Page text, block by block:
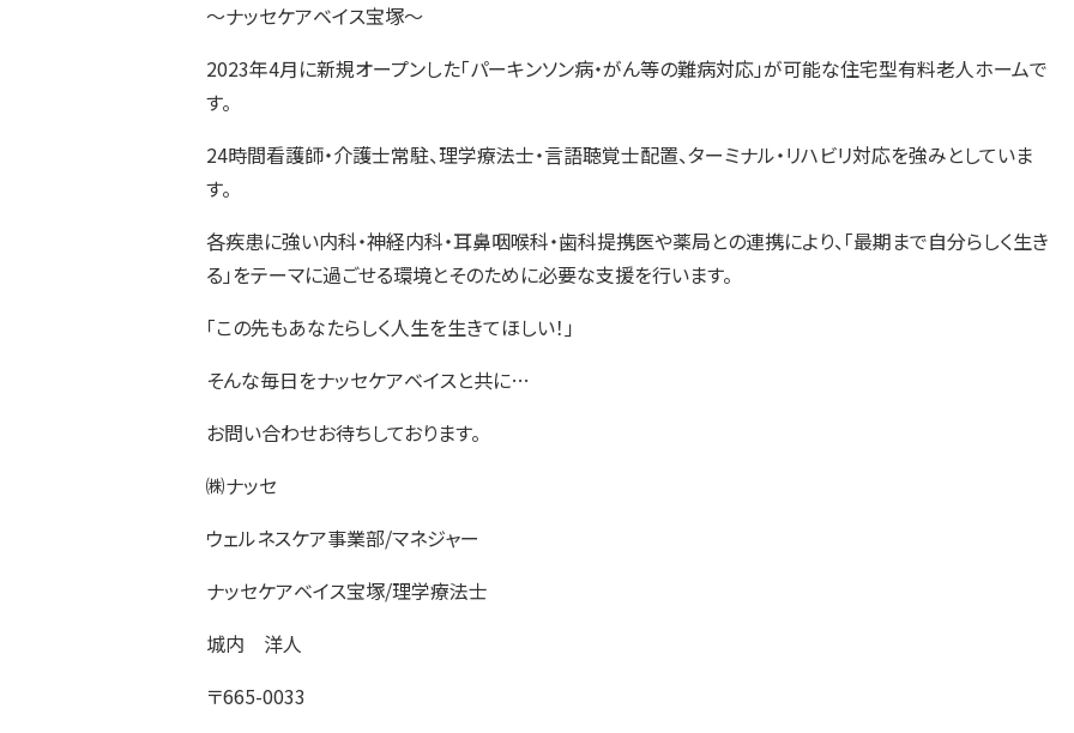
～ナッセケアベイス宝塚～
2023年4月に新規オープンした「パーキンソン病・がん等の難病対応」が可能な住宅型有料老人ホームで
す。
24時間看護師・介護士常駐、理学療法士・言語聴覚士配置、ターミナル・リハビリ対応を強みとしていま
す。
各疾患に強い内科・神経内科・耳鼻咽喉科・歯科提携医や薬局との連携により、「最期まで自分らしく生き
る」をテーマに過ごせる環境とそのために必要な支援を行います。
｢この先もあなたらしく人生を生きてほしい！｣
そんな毎日をナッセケアベイスと共に…
お問い合わせお待ちしております。
㈱ナッセ
ウェルネスケア事業部/マネジャー
ナッセケアベイス宝塚/理学療法士
城内 洋人
〒665-0033